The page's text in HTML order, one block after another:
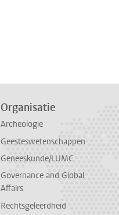
Organisatie
Archeologie
Geesteswetenschappen
Geneeskunde/LUMC
Governance and Global
Affairs
Rechtsgeleerdheid